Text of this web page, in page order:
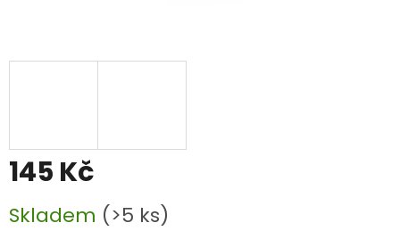
145 Kč
cena:
Skladem (>5 ks)